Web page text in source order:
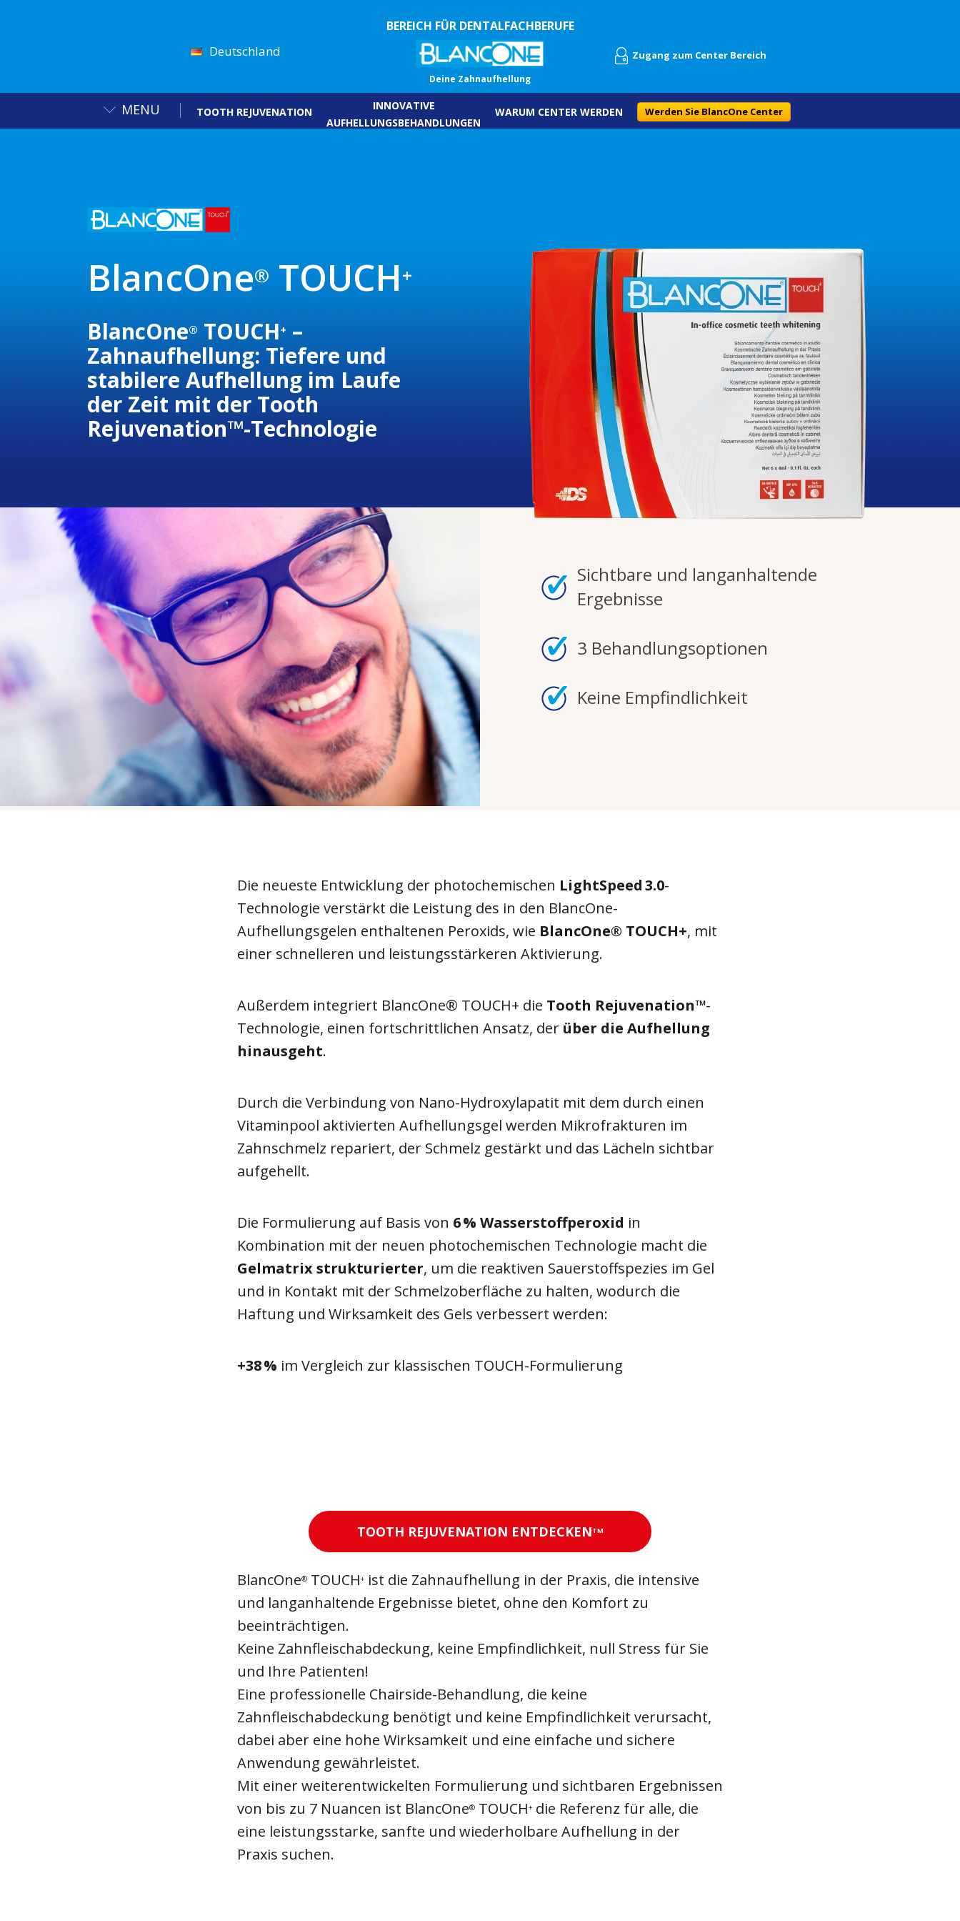
Deutschland
BEREICH FÜR DENTALFACHBERUFE
Deine Zahnaufhellung
Zugang zum Center Bereich
MENU TOOTH REJUVENATION
INNOVATIVE
AUFHELLUNGSBEHANDLUNGEN
WARUM CENTER WERDEN Werden Sie BlancOne Center
BlancOne® TOUCH+
BlancOne® TOUCH+ –
Zahnaufhellung: Tiefere und
stabilere Aufhellung im Laufe
der Zeit mit der Tooth
Rejuvenation™-Technologie
Sichtbare und langanhaltende
Ergebnisse
3 Behandlungsoptionen
Keine Empfindlichkeit
Die neueste Entwicklung der photochemischen LightSpeed 3.0-
Technologie verstärkt die Leistung des in den BlancOne-
Aufhellungsgelen enthaltenen Peroxids, wie BlancOne® TOUCH+, mit
einer schnelleren und leistungsstärkeren Aktivierung.
Außerdem integriert BlancOne® TOUCH+ die Tooth Rejuvenation™-
Technologie, einen fortschrittlichen Ansatz, der über die Aufhellung
hinausgeht.
Durch die Verbindung von Nano-Hydroxylapatit mit dem durch einen
Vitaminpool aktivierten Aufhellungsgel werden Mikrofrakturen im
Zahnschmelz repariert, der Schmelz gestärkt und das Lächeln sichtbar
aufgehellt.
Die Formulierung auf Basis von 6 % Wasserstoffperoxid in
Kombination mit der neuen photochemischen Technologie macht die
Gelmatrix strukturierter, um die reaktiven Sauerstoffspezies im Gel
und in Kontakt mit der Schmelzoberfläche zu halten, wodurch die
Haftung und Wirksamkeit des Gels verbessert werden:
+38 % im Vergleich zur klassischen TOUCH-Formulierung
TOOTH REJUVENATION ENTDECKENTM
BlancOne® TOUCH+ ist die Zahnaufhellung in der Praxis, die intensive
und langanhaltende Ergebnisse bietet, ohne den Komfort zu
beeinträchtigen.
Keine Zahnfleischabdeckung, keine Empfindlichkeit, null Stress für Sie
und Ihre Patienten!
Eine professionelle Chairside-Behandlung, die keine
Zahnfleischabdeckung benötigt und keine Empfindlichkeit verursacht,
dabei aber eine hohe Wirksamkeit und eine einfache und sichere
Anwendung gewährleistet.
Mit einer weiterentwickelten Formulierung und sichtbaren Ergebnissen
von bis zu 7 Nuancen ist BlancOne® TOUCH+ die Referenz für alle, die
eine leistungsstarke, sanfte und wiederholbare Aufhellung in der
Praxis suchen.